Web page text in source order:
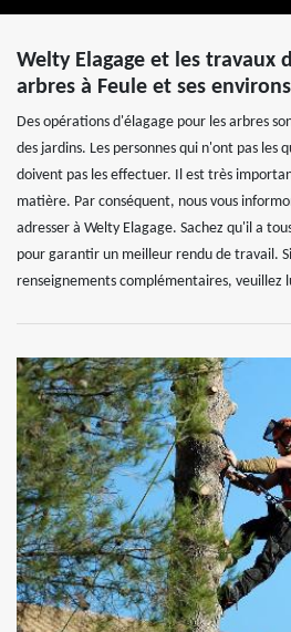
Welty Elagage et les travaux
arbres à Feule et ses
Des opérations d'élagage pour les arbres
des jardins. Les personnes qui n'ont pas les
doivent pas les effectuer. Il est très
matière. Par conséquent, nous vous
adresser à Welty Elagage. Sachez qu'il a
pour garantir un meilleur rendu de travail.
renseignements complémentaires, veuillez